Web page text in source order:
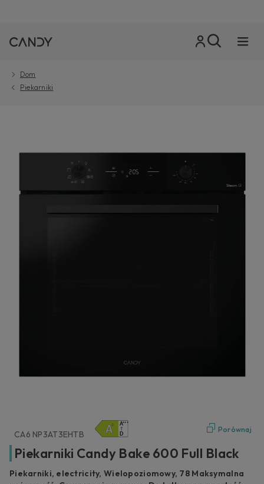
Dom
Piekarniki
Porównaj
CA6 NP3AT3EHTB
Piekarniki Candy Bake 600 Full Black
Piekarniki, electricity, Wielopoziomowy, 78 Maksymalna